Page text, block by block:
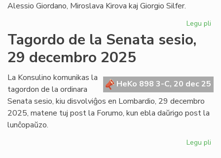
Alessio Giordano, Miroslava Kirova kaj Giorgio Silfer.
Legu pli
en
Tagordo de la Senata sesio,
29 decembro 2025
HeKo 898 3-C, 20 dec 25
La Konsulino komunikas la
tagordon de la ordinara
Senata sesio, kiu disvolviĝos en Lombardio, 29 decembro
2025, matene tuj post la Forumo, kun ebla daŭrigo post la
lunĉopaŭzo.
Legu pli